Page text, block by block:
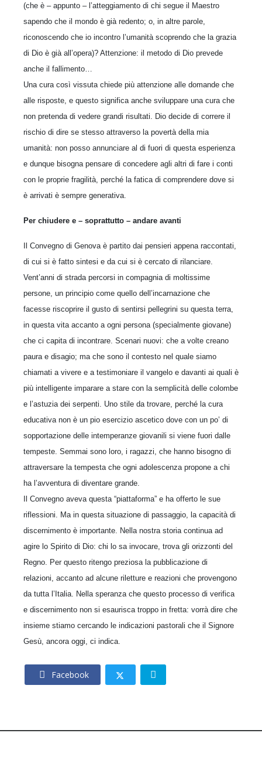
(che è – appunto – l’atteggiamento di chi segue il Maestro
sapendo che il mondo è già redento; o, in altre parole,
riconoscendo che io incontro l’umanità scoprendo che la grazia
di Dio è già all’opera)? Attenzione: il metodo di Dio prevede
anche il fallimento…
Una cura così vissuta chiede più attenzione alle domande che
alle risposte, e questo significa anche sviluppare una cura che
non pretenda di vedere grandi risultati. Dio decide di correre il
rischio di dire se stesso attraverso la povertà della mia
umanità: non posso annunciare al di fuori di questa esperienza
e dunque bisogna pensare di concedere agli altri di fare i conti
con le proprie fragilità, perché la fatica di comprendere dove si
è arrivati è sempre generativa.
Per chiudere e – soprattutto – andare avanti
Il Convegno di Genova è partito dai pensieri appena raccontati,
di cui si è fatto sintesi e da cui si è cercato di rilanciare.
Vent’anni di strada percorsi in compagnia di moltissime
persone, un principio come quello dell’incarnazione che
facesse riscoprire il gusto di sentirsi pellegrini su questa terra,
in questa vita accanto a ogni persona (specialmente giovane)
che ci capita di incontrare. Scenari nuovi: che a volte creano
paura e disagio; ma che sono il contesto nel quale siamo
chiamati a vivere e a testimoniare il vangelo e davanti ai quali è
più intelligente imparare a stare con la semplicità delle colombe
e l’astuzia dei serpenti. Uno stile da trovare, perché la cura
educativa non è un pio esercizio ascetico dove con un po’ di
sopportazione delle intemperanze giovanili si viene fuori dalle
tempeste. Semmai sono loro, i ragazzi, che hanno bisogno di
attraversare la tempesta che ogni adolescenza propone a chi
ha l’avventura di diventare grande.
Il Convegno aveva questa “piattaforma” e ha offerto le sue
riflessioni. Ma in questa situazione di passaggio, la capacità di
discernimento è importante. Nella nostra storia continua ad
agire lo Spirito di Dio: chi lo sa invocare, trova gli orizzonti del
Regno. Per questo ritengo preziosa la pubblicazione di
relazioni, accanto ad alcune riletture e reazioni che provengono
da tutta l’Italia. Nella speranza che questo processo di verifica
e discernimento non si esaurisca troppo in fretta: vorrà dire che
insieme stiamo cercando le indicazioni pastorali che il Signore
Gesù, ancora oggi, ci indica.
Facebook